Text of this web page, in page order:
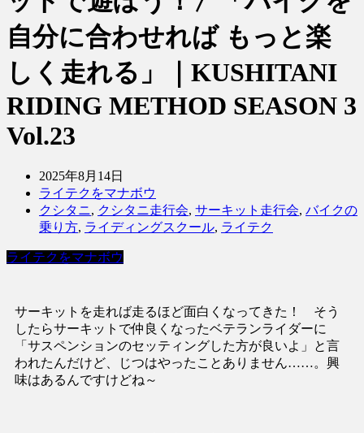
自分に合わせれば もっと楽
しく走れる」｜KUSHITANI
RIDING METHOD SEASON 3
Vol.23
2025年8月14日
ライテクをマナボウ
クシタニ, クシタニ走行会, サーキット走行会, バイクの
乗り方, ライディングスクール, ライテク
ライテクをマナボウ
サーキットを走れば走るほど面白くなってきた！ そう
したらサーキットで仲良くなったベテランライダーに
「サスペンションのセッティングした方が良いよ」と言
われたんだけど、じつはやったことありません……。興
味はあるんですけどね～